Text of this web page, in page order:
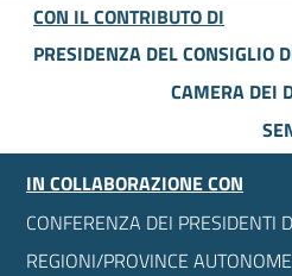
CON IL CONTRIBUTO DI
PRESIDENZA DEL CONSIGLIO
CAMERA DEI
IN COLLABORAZIONE CON
CONFERENZA DEI PRESIDENTI
REGIONI/PROVINCE AUTONOME